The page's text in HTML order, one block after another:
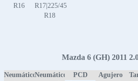
R16
R17|225/45
R18
Mazda 6 (GH) 2011
NeumáticoNeumático
PCD
Agujero